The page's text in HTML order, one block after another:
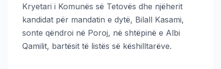
Kryetari i Komunës së Tetovës dhe njëherit
kandidat për mandatin e dytë, Bilall Kasami,
sonte qëndroi në Poroj, në shtëpinë e Albi
Qamilit, bartësit të listës së këshilltarëve.